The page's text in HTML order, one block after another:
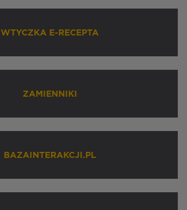
WTYCZKA E-RECEPTA
ZAMIENNIKI
BAZAINTERAKCJI.PL